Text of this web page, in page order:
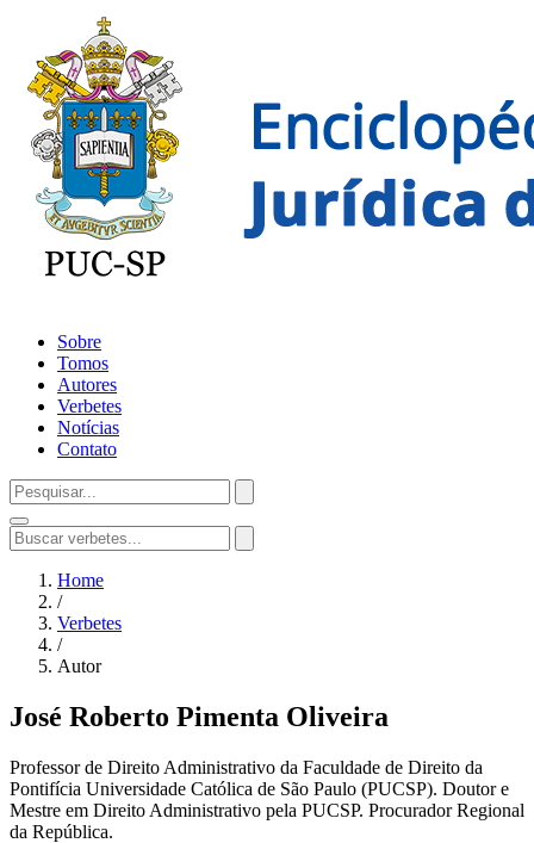
Sobre
Tomos
Autores
Verbetes
Notícias
Contato
Home
/
Verbetes
/
Autor
José Roberto Pimenta Oliveira
Professor de Direito Administrativo da Faculdade de Direito da
Pontifícia Universidade Católica de São Paulo (PUCSP). Doutor e
Mestre em Direito Administrativo pela PUCSP. Procurador Regional
da República.